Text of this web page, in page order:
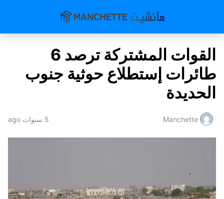
القوات المشتركة ترصد 6
طائرات إستطلاع حوثية جنوب
الحديدة
Manchette 5 سنوات ago